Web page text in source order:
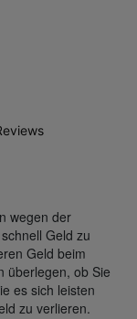
wegen der
Geld zu
Geld beim
überlegen, ob Sie
es sich leisten
zu verlieren.